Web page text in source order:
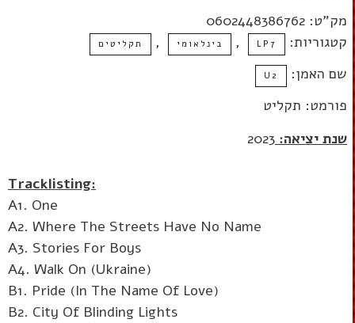
מק"ט: 0602448386762
קטגוריות:
LP7
, בינלאומי , תקליטים
שם האמן: U2
פורמט: תקליט
שנת יציאה: 2023
Tracklisting:
A1. One
A2. Where The Streets Have No Name
A3. Stories For Boys
A4. Walk On (Ukraine)
B1. Pride (In The Name Of Love)
B2. City Of Blinding Lights